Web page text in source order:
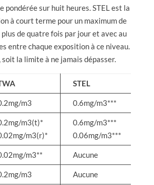
pondérée sur huit heures. STEL est la
à court terme pour un maximum de
de quatre fois par jour et avec au
entre chaque exposition à ce niveau.
la limite à ne jamais dépasser.
STEL
m3 0.6mg/m3***
m3(t)*
m3(r)*
0.6mg/m3***
0.06mg/m3***
m3** Aucune
m3 Aucune